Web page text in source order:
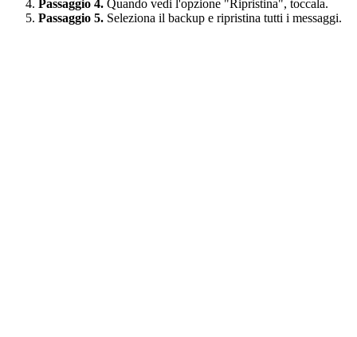
Passaggio 4. Quando vedi l'opzione "Ripristina", toccala.
Passaggio 5. Seleziona il backup e ripristina tutti i messaggi.